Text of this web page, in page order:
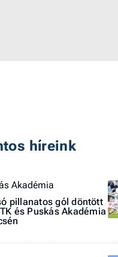
híreink
Akadémia
pillanatos gól döntött
és Puskás Akadémia